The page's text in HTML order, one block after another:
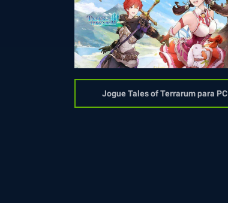
Jogue Tales of Terrarum para PC